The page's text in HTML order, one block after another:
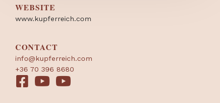
WEBSITE
www.kupferreich.com
CONTACT
info@kupferreich.com
+36 70 396 8680